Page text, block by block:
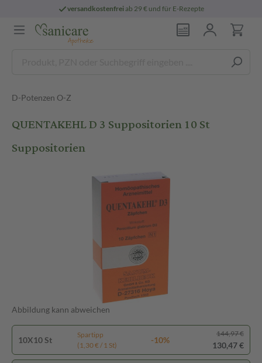
versandkostenfreiab 29 € und für E-Rezepte
D-Potenzen O-Z
QUENTAKEHL D 3 Suppositorien 10 St
Suppositorien
Abbildung kann abweichen
10X10 St
Spartipp
(1,30 € / 1 St)
-10%
144,97 €
130,47 €